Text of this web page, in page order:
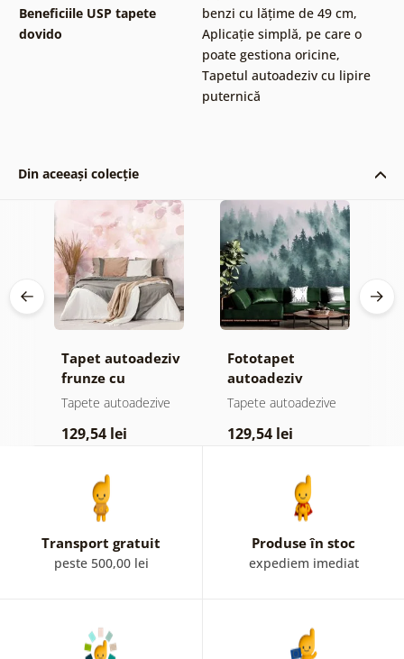
Beneficiile USP tapete
dovido
benzi cu lățime de 49 cm,
Aplicație simplă, pe care o
poate gestiona oricine,
Tapetul autoadeziv cu lipire
puternică
Din aceeași colecție
Tapet autoadeziv
frunze cu
atingere
Tapete autoadezive
129,54 lei
Fototapet
autoadeziv
pădure în ceață
Tapete autoadezive
129,54 lei
Transport gratuit
peste 500,00 lei
Produse în stoc
expediem imediat